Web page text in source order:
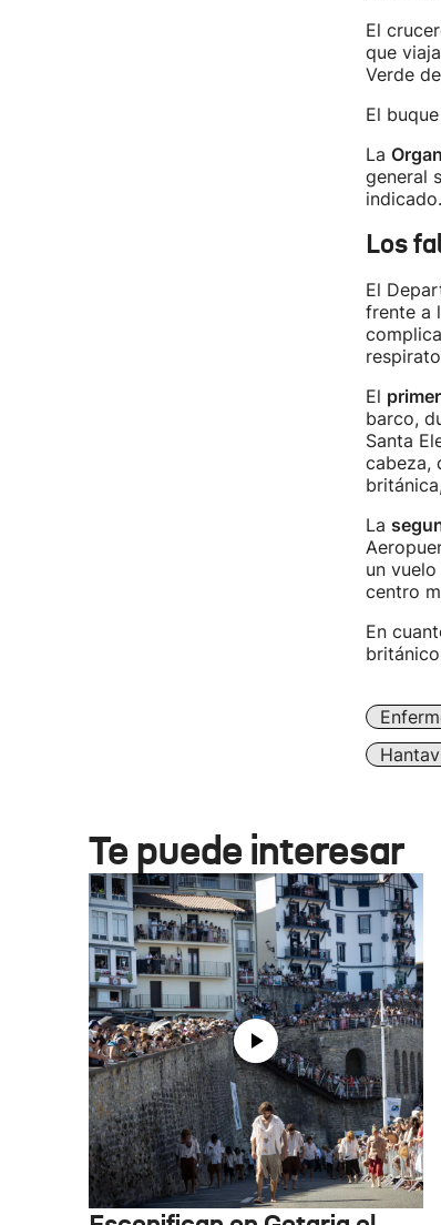
El
que
Verde
El
La
general
indicado.
Los
El
frente a
El
barco,
Santa
cabeza,
La
un
centro
En
Te puede interesar